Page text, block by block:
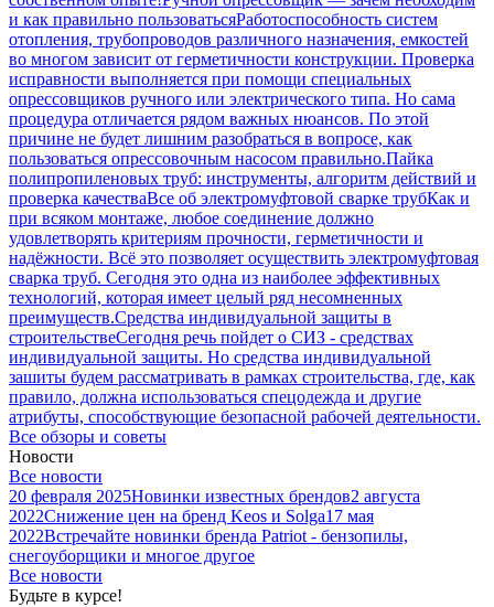
и как правильно пользоватьсяРаботоспособность систем
отопления, трубопроводов различного назначения, емкостей
во многом зависит от герметичности конструкции. Проверка
исправности выполняется при помощи специальных
опрессовщиков ручного или электрического типа. Но сама
процедура отличается рядом важных нюансов. По этой
причине не будет лишним разобраться в вопросе, как
пользоваться опрессовочным насосом правильно.Пайка
полипропиленовых труб: инструменты, алгоритм действий и
проверка качестваВсе об электромуфтовой сварке трубКак и
при всяком монтаже, любое соединение должно
удовлетворять критериям прочности, герметичности и
надёжности. Всё это позволяет осуществить электромуфтовая
сварка труб. Сегодня это одна из наиболее эффективных
технологий, которая имеет целый ряд несомненных
преимуществ.Средства индивидуальной защиты в
строительствеСегодня речь пойдет о СИЗ - средствах
индивидуальной защиты. Но средства индивидуальной
зашиты будем рассматривать в рамках строительства, где, как
правило, должна использоваться спецодежда и другие
атрибуты, способствующие безопасной рабочей деятельности.
Все обзоры и советы
Новости
Все новости
20 февраля 2025Новинки известных брендов2 августа
2022Снижение цен на бренд Keos и Solga17 мая
2022Встречайте новинки бренда Patriot - бензопилы,
снегоуборщики и многое другое
Все новости
Будьте в курсе!